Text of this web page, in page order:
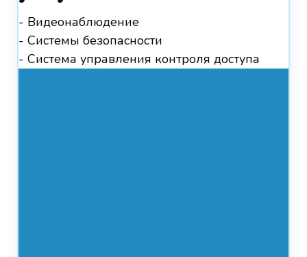
- Видеонаблюдение
- Системы безопасности
- Система управления контроля доступа